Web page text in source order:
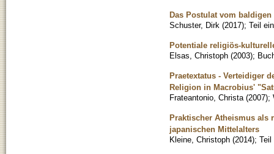
Das Postulat vom
Schuster, Dirk (2017); Teil
Potentiale religiös-
Elsas, Christoph (2003);
Praetextatus - Verteidiger
Religion in Macrobius'
Frateantonio, Christa (2007);
Praktischer Atheismus als
japanischen Mittelalters
Kleine, Christoph (2014); Teil